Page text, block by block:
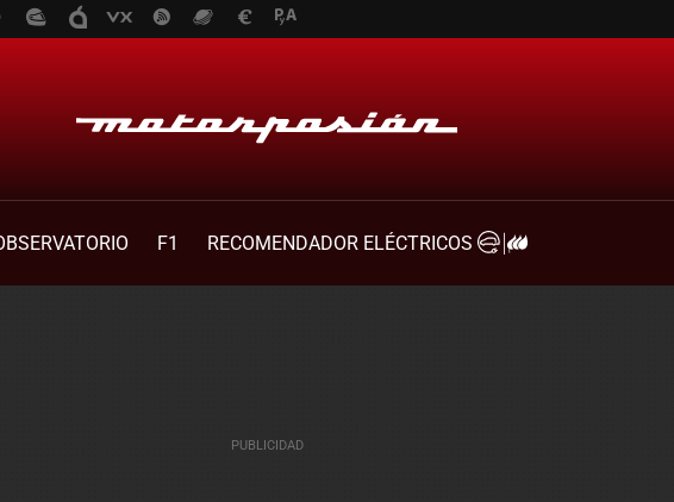
F1 RECOMENDADOR ELÉCTRICOS